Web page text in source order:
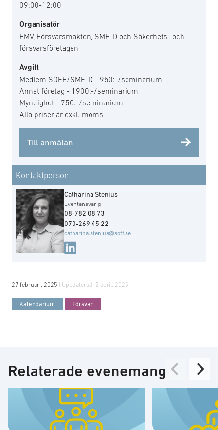
09:00-12:00
Organisatör
FMV, Försvarsmakten, SME-D och Säkerhets- och
försvarsföretagen
Avgift
Medlem SOFF/SME-D - 950:-/seminarium
Annat företag - 1900:-/seminarium
Myndighet - 750:-/seminarium
Alla priser är exkl. moms
Till anmälan
Kontaktperson
Catharina Stenius
Eventansvarig
08-782 08 73
070-269 45 22
catharina.stenius@soff.se
27 februari, 2025 | Uppdaterad: 2 april, 2025
Kalendarium Försvar
Relaterade evenemang